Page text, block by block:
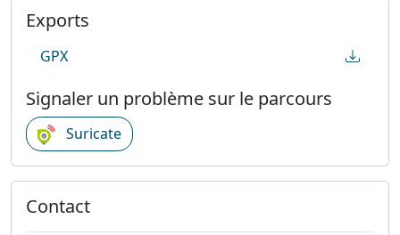
Exports
GPX
Signaler un problème sur le parcours
Suricate
Contact